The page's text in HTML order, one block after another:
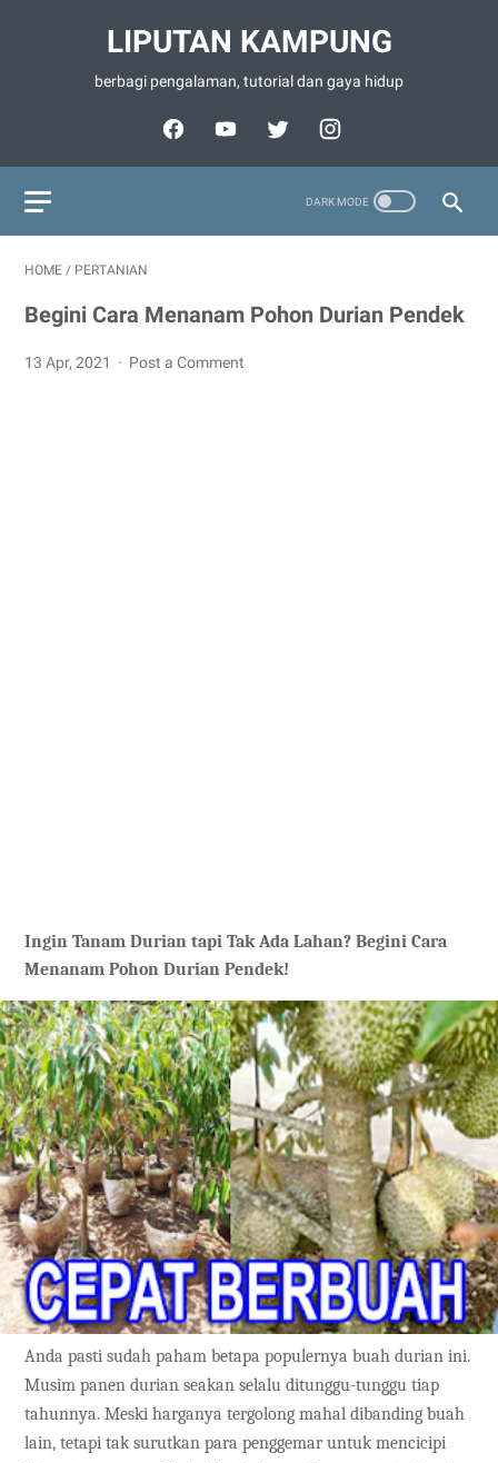
LIPUTAN KAMPUNG
berbagi pengalaman, tutorial dan gaya hidup
HOME / PERTANIAN
Begini Cara Menanam Pohon Durian Pendek
13 Apr, 2021 Post a Comment
Ingin Tanam Durian tapi Tak Ada Lahan? Begini Cara
Menanam Pohon Durian Pendek!
Anda pasti sudah paham betapa populernya buah durian ini.
Musim panen durian seakan selalu ditunggu-tunggu tiap
tahunnya. Meski harganya tergolong mahal dibanding buah
lain, tetapi tak surutkan para penggemar untuk mencicipi